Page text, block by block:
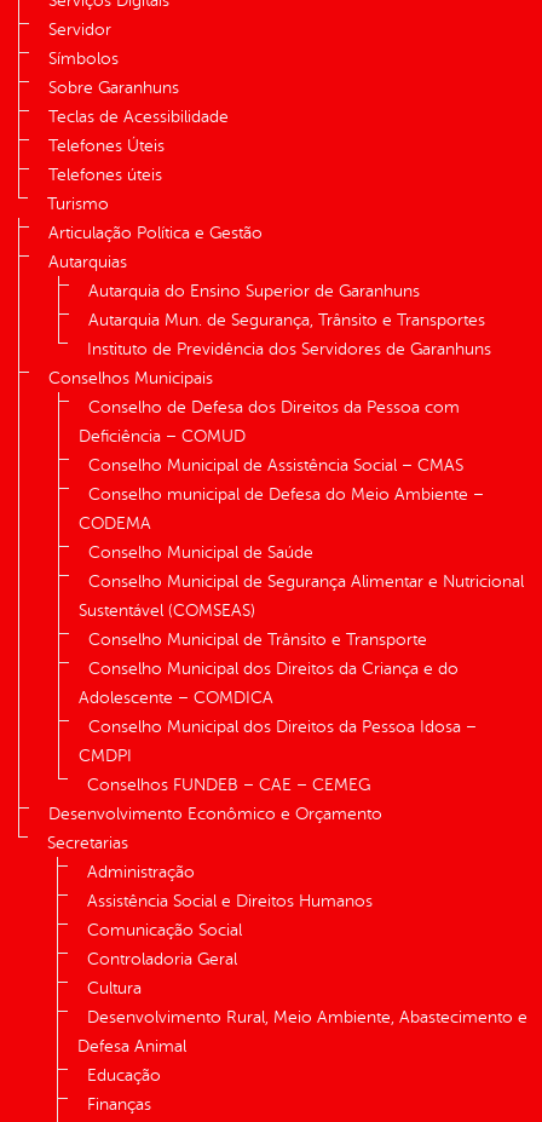
Servidor
Símbolos
Sobre Garanhuns
Teclas de Acessibilidade
Telefones Úteis
Telefones úteis
Turismo
Articulação Política e Gestão
Autarquias
Autarquia do Ensino Superior de Garanhuns
Autarquia Mun. de Segurança, Trânsito e Transportes
Instituto de Previdência dos Servidores de Garanhuns
Conselhos Municipais
Conselho de Defesa dos Direitos da Pessoa com
Deficiência – COMUD
Conselho Municipal de Assistência Social – CMAS
Conselho municipal de Defesa do Meio Ambiente –
CODEMA
Conselho Municipal de Saúde
Conselho Municipal de Segurança Alimentar e Nutricional
Sustentável (COMSEAS)
Conselho Municipal de Trânsito e Transporte
Conselho Municipal dos Direitos da Criança e do
Adolescente – COMDICA
Conselho Municipal dos Direitos da Pessoa Idosa –
CMDPI
Conselhos FUNDEB – CAE – CEMEG
Desenvolvimento Econômico e Orçamento
Secretarias
Administração
Assistência Social e Direitos Humanos
Comunicação Social
Controladoria Geral
Cultura
Desenvolvimento Rural, Meio Ambiente, Abastecimento e
Defesa Animal
Educação
Finanças